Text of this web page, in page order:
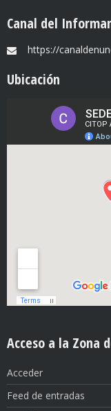
Canal del
https://
Ubicación
Acceso a la Zona
Acceder
Feed de entradas